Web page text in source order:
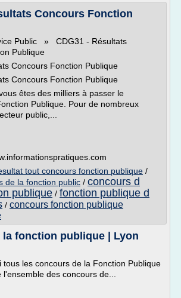
Concours Fonction
Public » CDG31 - Résultats
Publique
Concours Fonction Publique
Concours Fonction Publique
êtes des milliers à passer le
Publique. Pour de nombreux
public,...
tout concours fonction publique /
de la fonction public / concours d
publique / fonction publique d
/ concours fonction publique
la fonction publique | Lyon
tous les concours de la Fonction Publique
des concours de...